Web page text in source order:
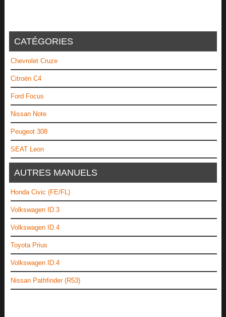
CATÉGORIES
Chevrolet Cruze
Citroën C4
Ford Focus
Nissan Note
Peugeot 308
SEAT Leon
AUTRES MANUELS
Honda Civic (FE/FL)
Volkswagen ID.3
Volkswagen ID.4
Toyota Prius
Volkswagen ID.4
Nissan Pathfinder (R53)